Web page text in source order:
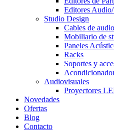
Editores
Studio Design
Cables de audio
Mobiliario de
Paneles
Racks
Soportes y
Audiovisuales
Proyectores
Novedades
Ofertas
Blog
Contacto